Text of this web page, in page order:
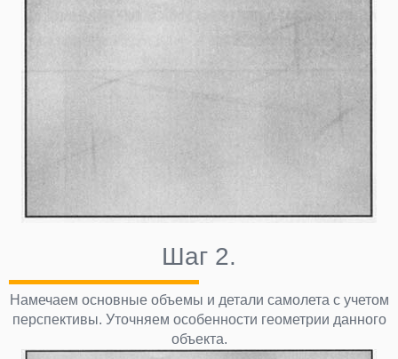
Шаг 2.
Намечаем основные объемы и детали самолета с учетом
перспективы. Уточняем особенности геометрии данного
объекта.